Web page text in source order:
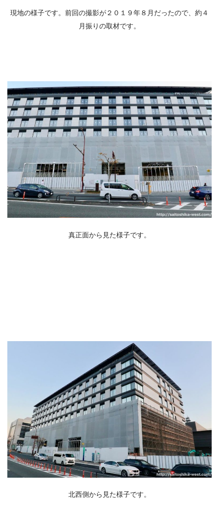
現地の様子です。前回の撮影が２０１９年８月だったので、約４
月振りの取材です。
真正面から見た様子です。
北西側から見た様子です。